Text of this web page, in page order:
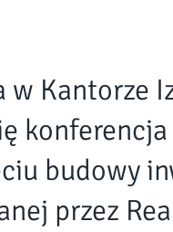
w Kantorze
budowy
przez